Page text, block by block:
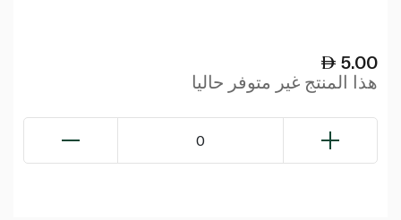
5.00
هذا المنتج غير متوفر حاليا
0